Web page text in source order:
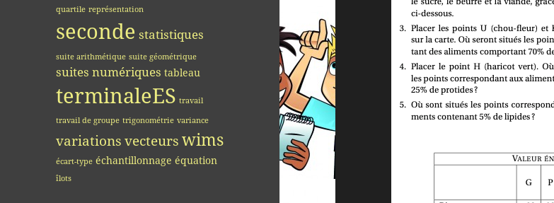
quartile représentation
seconde statistiques
suite arithmétique suite géométrique
suites numériques tableau
terminaleES travail
travail de groupe trigonométrie variance
variations vecteurs wims
écart-type échantillonnage équation
îlots